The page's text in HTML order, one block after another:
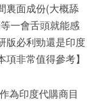
裏面成份(大概舔
一會舌頭就能感
版必利勁還是印度
非常值得參考】
為印度代購商目